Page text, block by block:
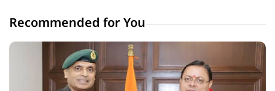
Recommended for You